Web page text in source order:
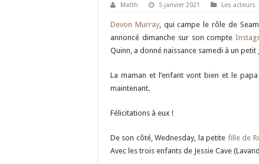
Matth 5 janvier 2021 Les acteurs
Devon Murray, qui campe le rôle de
annoncé dimanche sur son compte
Quinn, a donné naissance samedi à un
La maman et l’enfant vont bien et le
maintenant.
Félicitations à eux !
De son côté, Wednesday, la petite fille de
Avec les trois enfants de Jessie Cave